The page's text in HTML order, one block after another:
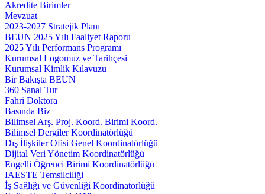
Akredite Birimler
Mevzuat
2023-2027 Stratejik Planı
BEUN 2025 Yılı Faaliyet Raporu
2025 Yılı Performans Programı
Kurumsal Logomuz ve Tarihçesi
Kurumsal Kimlik Kılavuzu
Bir Bakışta BEUN
360 Sanal Tur
Fahri Doktora
Basında Biz
Bilimsel Arş. Proj. Koord. Birimi Koord.
Bilimsel Dergiler Koordinatörlüğü
Dış İlişkiler Ofisi Genel Koordinatörlüğü
Dijital Veri Yönetim Koordinatörlüğü
Engelli Öğrenci Birimi Koordinatörlüğü
IAESTE Temsilciliği
İş Sağlığı ve Güvenliği Koordinatörlüğü